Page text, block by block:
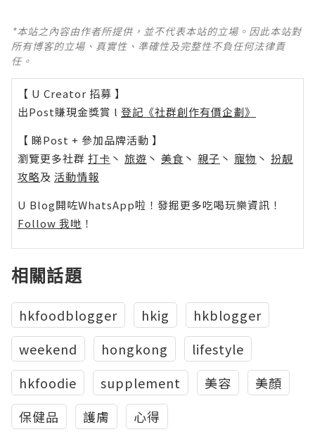
*本站之內容由作者所提供，並不代表本站的立場。因此本站對
所有博客的立場、真實性、準確性及完整性不負任何法律責
任。
【 U Creator 招募 】
出Post賺現金獎賞 l 登記《社群創作有價企劃》
【 睇Post + 參加品牌活動 】
瀏覽更多社群 打卡 丶 旅遊 丶 美食 丶 親子 丶 寵物 丶 扮靚
攻略及 活動情報
U Blog開咗WhatsApp啦！發掘更多吃喝玩樂資訊！
Follow 我哋 ！
相關話題
hkfoodblogger hkig
hkblogger
weekend
hongkong
lifestyle
hkfoodie
supplement 美容
美顏
保健品
護膚 心得